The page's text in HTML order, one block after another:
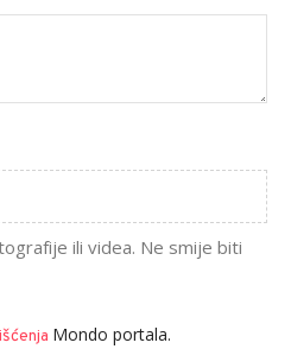
ili videa. Ne smije biti
Mondo portala.